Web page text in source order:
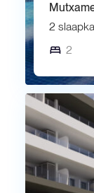
2
2